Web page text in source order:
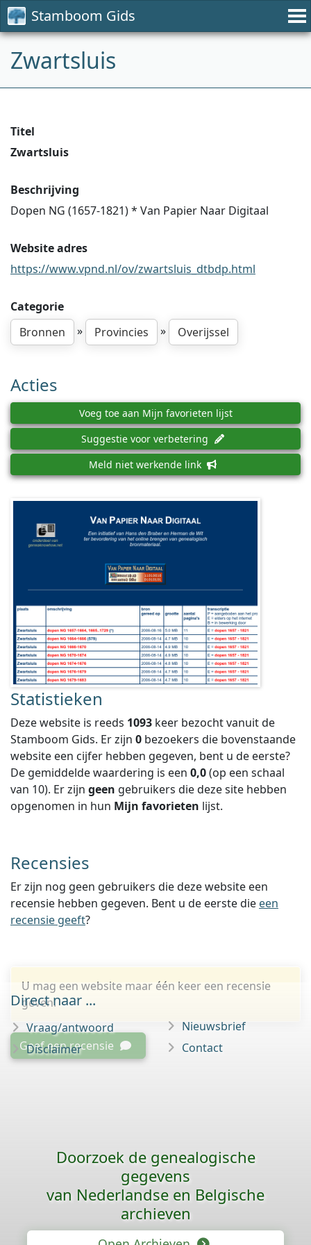
Stamboom Gids
Zwartsluis
Titel
Zwartsluis
Beschrijving
Dopen NG (1657-1821) * Van Papier Naar Digitaal
Website adres
https://www.vpnd.nl/ov/zwartsluis_dtbdp.html
Categorie
Bronnen
» Provincies » Overijssel
Acties
Voeg toe aan Mijn favorieten lijst
Suggestie voor verbetering
Meld niet werkende link
Statistieken
Deze website is reeds 1093 keer bezocht vanuit de
Stamboom Gids. Er zijn 0 bezoekers die bovenstaande
website een cijfer hebben gegeven, bent u de eerste?
De gemiddelde waardering is een 0,0(op een schaal
van 10). Er zijn geen gebruikers die deze site hebben
opgenomen in hun Mijn favorieten lijst.
Recensies
Er zijn nog geen gebruikers die deze website een
recensie hebben gegeven. Bent u de eerste die een
recensie geeft?
U mag een website maar één keer een recensie
geven.
Geef een recensie
Direct naar ...
Vraag/antwoord
Disclaimer
Nieuwsbrief
Contact
Doorzoek de genealogische
gegevens
van Nederlandse en Belgische
archieven